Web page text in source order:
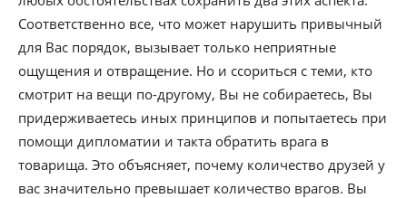
Соответственно все, что может нарушить привычный
для Вас порядок, вызывает только неприятные
ощущения и отвращение. Но и ссориться с теми, кто
смотрит на вещи по-другому, Вы не собираетесь, Вы
придерживаетесь иных принципов и попытаетесь при
помощи дипломатии и такта обратить врага в
товарища. Это объясняет, почему количество друзей у
вас значительно превышает количество врагов. Вы